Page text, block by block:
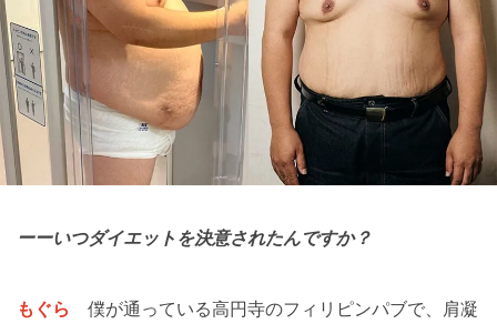
ーーいつダイエットを決意されたんですか？
もぐら
僕が通っている高円寺のフィリピンパブで、肩凝